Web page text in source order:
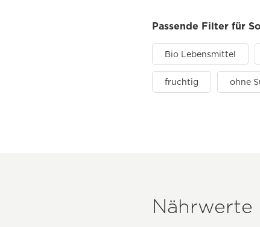
Passende Filter für
Bio Lebensmittel
fruchtig ohne
Nährwerte